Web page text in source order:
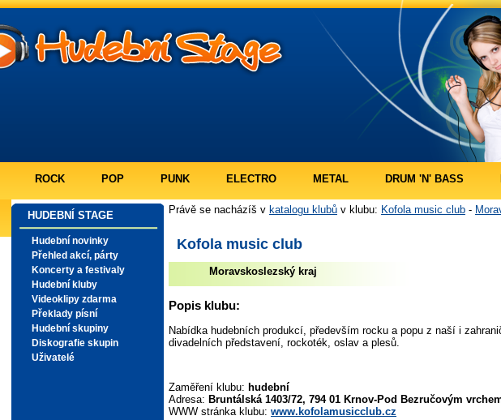
ROCK POP PUNK ELECTRO METAL DRUM 'N' BASS
HUDEBNÍ STAGE
Hudební novinky
Přehled akcí, párty
Koncerty a festivaly
Hudební kluby
Videoklipy zdarma
Překlady písní
Hudební skupiny
Diskografie skupin
Uživatelé
Právě se nacházíš v katalogu klubů v klubu: Kofola music club -
Kofola music club
Moravskoslezský kraj
Popis klubu:
Nabídka hudebních produkcí, především rocku a popu z naší i
divadelních představení, rockoték, oslav a plesů.
Zaměření klubu: hudební
Adresa: Bruntálská 1403/72, 794 01 Krnov-Pod Bezručovým
WWW stránka klubu: www.kofolamusicclub.cz